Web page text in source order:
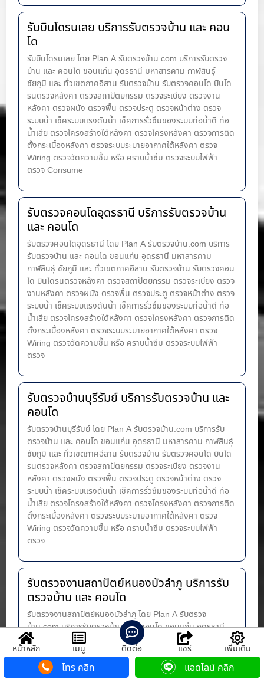
รับบินโดรนเลย บริการรับตรวจบ้าน และ คอน
โด
รับบินโดรนเลย โดย Plan A รับตรวจบ้าน.com บริการรับตรวจ
บ้าน และ คอนโด ขอนแก่น อุดรธานี มหาสารคาม กาฬสินธุ์
ชัยภูมิ และ ทั่วเขตภาคอีสาน รับตรวจบ้าน รับตรวจคอนโด บินโด
รนตรวจหลังคา ตรวจสถาปัตยกรรม ตรวจระเบียง ตรวจงาน
หลังคา ตรวจผนัง ตรวจพื้น ตรวจประตู ตรวจหน้าต่าง​ ตรวจ
ระบบน้ำ เช็คระบบแรงดันน้ำ เช็คการรั่วซึมของระบบท่อน้ำ​ดี ท่อ
น้ำ​เสีย ตรวจโครงสร้างใต้หลังคา ตรวจโครงหลังคา ตรวจการติด
ตั้งกระเบื้องหลังคา ตรวจระบบระบายอากาศใต้หลังคา ตรวจ
Wiring ตรวจวัดความชื้น หรือ คราบน้ำซึม ตรวจระบบไฟฟ้า
ตรวจ Consume
รับตรวจคอนโดอุดรธานี บริการรับตรวจบ้าน
และ คอนโด
รับตรวจคอนโดอุดรธานี โดย Plan A รับตรวจบ้าน.com บริการ
รับตรวจบ้าน และ คอนโด ขอนแก่น อุดรธานี มหาสารคาม
กาฬสินธุ์ ชัยภูมิ และ ทั่วเขตภาคอีสาน รับตรวจบ้าน รับตรวจคอน
โด บินโดรนตรวจหลังคา ตรวจสถาปัตยกรรม ตรวจระเบียง ตรวจ
งานหลังคา ตรวจผนัง ตรวจพื้น ตรวจประตู ตรวจหน้าต่าง​ ตรวจ
ระบบน้ำ เช็คระบบแรงดันน้ำ เช็คการรั่วซึมของระบบท่อน้ำ​ดี ท่อ
น้ำ​เสีย ตรวจโครงสร้างใต้หลังคา ตรวจโครงหลังคา ตรวจการติด
ตั้งกระเบื้องหลังคา ตรวจระบบระบายอากาศใต้หลังคา ตรวจ
Wiring ตรวจวัดความชื้น หรือ คราบน้ำซึม ตรวจระบบไฟฟ้า
ตรวจ
รับตรวจบ้านบุรีรัมย์ บริการรับตรวจบ้าน และ
คอนโด
รับตรวจบ้านบุรีรัมย์ โดย Plan A รับตรวจบ้าน.com บริการรับ
ตรวจบ้าน และ คอนโด ขอนแก่น อุดรธานี มหาสารคาม กาฬสินธุ์
ชัยภูมิ และ ทั่วเขตภาคอีสาน รับตรวจบ้าน รับตรวจคอนโด บินโด
รนตรวจหลังคา ตรวจสถาปัตยกรรม ตรวจระเบียง ตรวจงาน
หลังคา ตรวจผนัง ตรวจพื้น ตรวจประตู ตรวจหน้าต่าง​ ตรวจ
ระบบน้ำ เช็คระบบแรงดันน้ำ เช็คการรั่วซึมของระบบท่อน้ำ​ดี ท่อ
น้ำ​เสีย ตรวจโครงสร้างใต้หลังคา ตรวจโครงหลังคา ตรวจการติด
ตั้งกระเบื้องหลังคา ตรวจระบบระบายอากาศใต้หลังคา ตรวจ
Wiring ตรวจวัดความชื้น หรือ คราบน้ำซึม ตรวจระบบไฟฟ้า
ตรวจ
รับตรวจงานสถาปัตย์หนองบัวลำภู บริการรับ
ตรวจบ้าน และ คอนโด
รับตรวจงานสถาปัตย์หนองบัวลำภู โดย Plan A รับตรวจ
บ้าน.com บริการรับตรวจบ้าน และ คอนโด ขอนแก่น อุดรธานี
มหาสารคาม กาฬสินธุ์ ชัยภูมิ และ ทั่วเขตภาคอีสาน รับตรวจบ้าน
รับตรวจคอนโด บินโดรนตรวจหลังคา ตรวจสถาปัตยกรรม ตรวจ
ระเบียง ตรวจงานหลังคา ตรวจผนัง ตรวจพื้น ตรวจประตู ตรวจ
หน้าต่าง​ ตรวจระบบน้ำ เช็คระบบแรงดันน้ำ เช็คการรั่วซึมของ
หน้าหลัก เมนู ติดต่อ แชร์ เพิ่มเติม
โทร คลิก แอดไลน์ คลิก